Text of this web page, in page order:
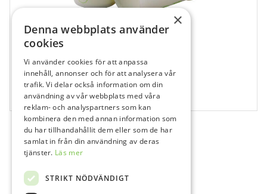
409021
Simplee Pappersmugg, Bio, 19,5 cl, Vit
1000 st
×
Denna webbplats använder
cookies
Vi använder cookies för att anpassa
innehåll, annonser och för att analysera vår
trafik. Vi delar också information om din
användning av vår webbplats med våra
reklam- och analyspartners som kan
kombinera den med annan information som
du har tillhandahållit dem eller som de har
samlat in från din användning av deras
tjänster. Läs mer
STRIKT NÖDVÄNDIGT